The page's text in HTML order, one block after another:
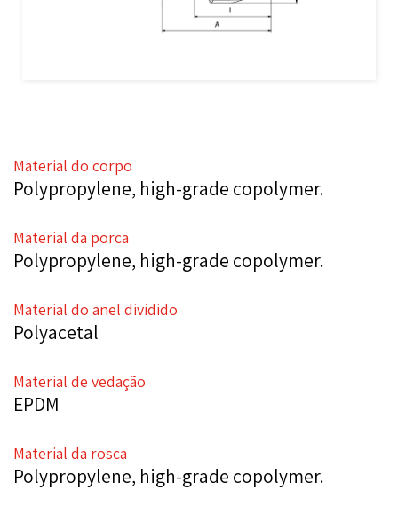
Material do corpo
Polypropylene, high-grade copolymer.
Material da porca
Polypropylene, high-grade copolymer.
Material do anel dividido
Polyacetal
Material de vedação
EPDM
Material da rosca
Polypropylene, high-grade copolymer.